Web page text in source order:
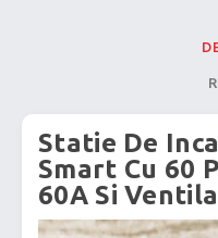
Statie De
Smart Cu 60
60A Si